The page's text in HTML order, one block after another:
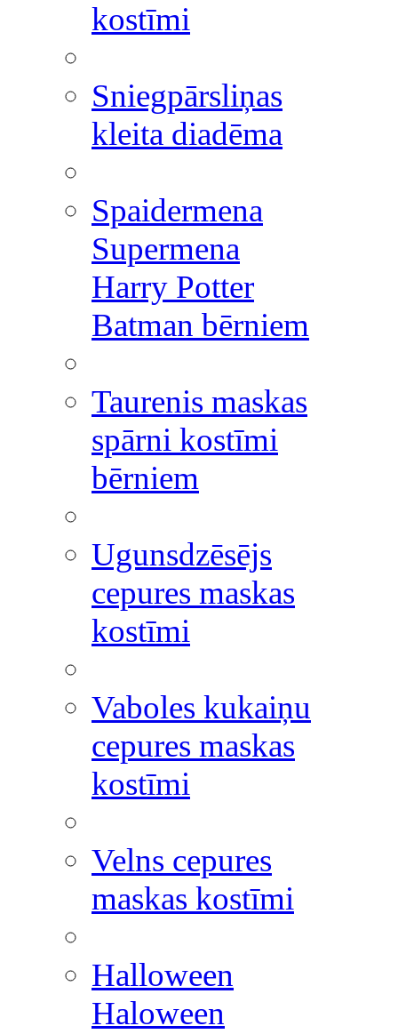
kostīmi
Sniegpārsliņas
kleita diadēma
Spaidermena
Supermena
Harry Potter
Batman bērniem
Taurenis maskas
spārni kostīmi
bērniem
Ugunsdzēsējs
cepures maskas
kostīmi
Vaboles kukaiņu
cepures maskas
kostīmi
Velns cepures
maskas kostīmi
Halloween
Haloween